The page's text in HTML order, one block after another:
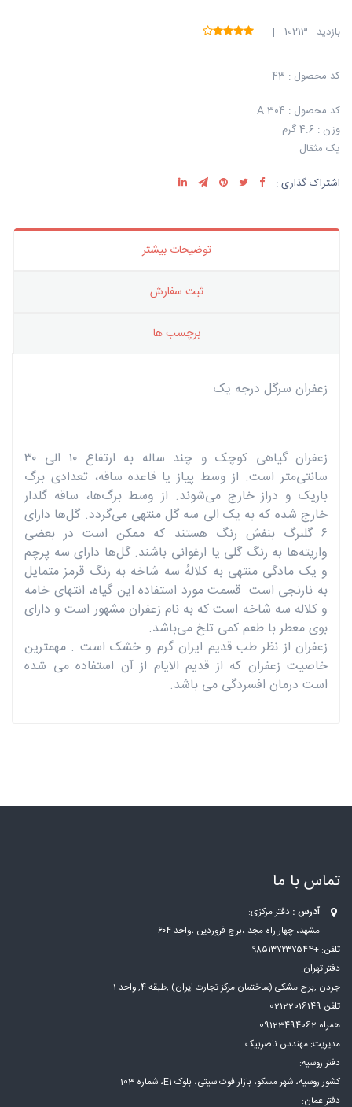
بازدید : 10213 |
کد محصول : 43
کد محصول : A 304
وزن : 4.6 گرم
یک مثقال
اشتراک گذاری :
توضیحات بیشتر
ثبت سفارش
برچسب ها
زعفران سرگل درجه یک
زعفران گیاهی کوچک و چند ساله به ارتفاع ۱۰ الی ۳۰
سانتی‌متر است. از وسط پیاز یا قاعده ساقه، تعدادی برگ
باریک و دراز خارج می‌شوند. از وسط برگ‌ها، ساقه گلدار
خارج شده که به یک الی سه گل منتهی می‌گردد. گل‌ها دارای
۶ گلبرگ بنفش رنگ هستند که ممکن است در بعضی
واریته‌ها به رنگ گلی یا ارغوانی باشند. گل‌ها دارای سه پرچم
و یک مادگی منتهی به کلالهٔ سه شاخه به رنگ قرمز متمایل
به نارنجی است. قسمت مورد استفاده این گیاه، انتهای خامه
و کلاله سه شاخه است که به نام زعفران مشهور است و دارای
بوی معطر با طعم کمی تلخ می‌باشد.
زعفران از نظر طب قدیم ایران گرم و خشک است . مهمترین
خاصیت زعفران که از قدیم الایام از آن استفاده می شده
است درمان افسردگی می باشد.
تماس با ما
آدرس : دفتر مرکزی:
مشهد، چهار راه مجد ،برج فروردین ،واحد ۶۰۴
تلفن: +۹۸۵۱۳۷۲۳۷۵۴۴
دفتر تهران:
جردن ,برج مشکی (ساختمان مرکز تجارت ایران) ,طبقه 4, واحد 1
تلفن 02122016149
همراه 09123494062
مدیریت: مهندس ناصربیک
دفتر روسیه:
کشور روسیه، شهر مسكو، بازار فوت سيتی، بلوک E1، شماره 103
دفتر عمان: